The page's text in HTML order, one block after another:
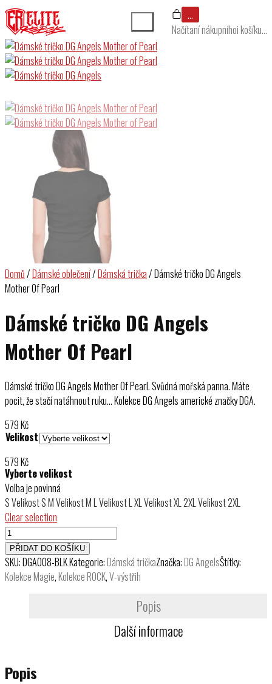
…
Načítaní nákupníhoi košíku…
Domů/Dámské oblečení/Dámská trička/ Dámské tričko DG Angels
Mother Of Pearl
Dámské tričko DG Angels
Mother Of Pearl
Dámské tričko DG Angels Mother Of Pearl. Svůdná mořská panna. Máte
pocit, že stačí natáhnout ruku… Kolekce DG Angels americké značky DGA.
579Kč
Velikost
579Kč
Vyberte velikost
Volba je povinná
SVelikost SMVelikost MLVelikost LXLVelikost XL2XLVelikost 2XL
Clear selection
Dámské
tričko
DG
Angels
PŘIDAT DO KOŠÍKU
SKU:DGA008-BLKKategorie:Dámská tričkaZnačka:DG AngelsŠtítky:
Kolekce Magie,Kolekce ROCK,V-výstřih
Popis
Další informace
Popis